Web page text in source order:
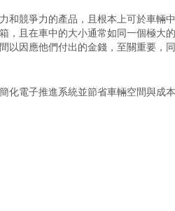
和競爭力的產品，且根本上可於車輛
且在車中的大小通常如同一個極大
以因應他們付出的金錢，至關重要，
化電子推進系統並節省車輛空間與成